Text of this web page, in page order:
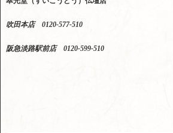
吹田本店 0120-577-510
阪急淡路駅前店 0120-599-510